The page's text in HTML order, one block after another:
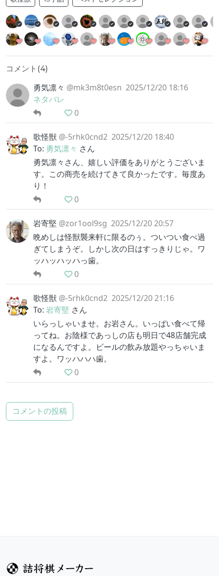
コメント(4)
勇気凛々 @mk3m8t0esn 2025/12/20 18:16
ネタバレ
0
歌怪獣 @-5rhk0cnd2 2025/12/20 18:40
To: 勇気凛々 さん
勇気凛々さん、嬉しい評価をありがとうございま
す。この商売を続けてきて良かったです。毎度あ
り！
0
岩寄堅 @zor1ool9sg 2025/12/20 20:57
晩めしは怪獣襲来軒に限るのぅ。ついつい食べ過
ぎてしまうぞ。しかし次の日はすっきりじゃ。ワ
ッハッハッハっ歯。
0
歌怪獣 @-5rhk0cnd2 2025/12/20 21:16
To: 岩寄堅 さん
いらっしゃいませ。お岩さん。いっぱい食べて帰
ってね。お陰様であっしの店も明日で48店舗完成
になるんですよ。ビールの飲み放題やっちゃいま
すよ。ワッハハハ歯。
0
コメントの投稿